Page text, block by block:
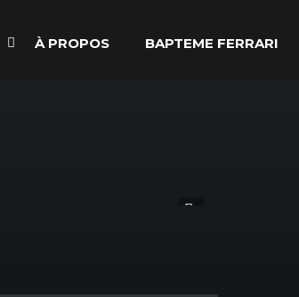
À PROPOS BAPTEME FERRARI